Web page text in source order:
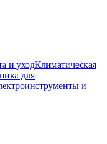
и уходКлиматическая
для
и